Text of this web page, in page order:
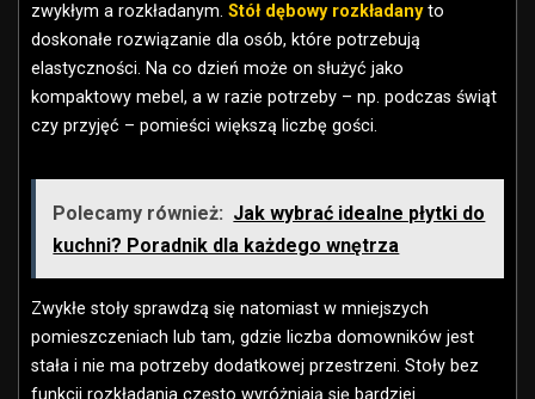
zwykłym a rozkładanym. Stół dębowy rozkładanyto
doskonałe rozwiązanie dla osób, które potrzebują
elastyczności. Na co dzień może on służyć jako
kompaktowy mebel, a w razie potrzeby – np. podczas świąt
czy przyjęć – pomieści większą liczbę gości.
Polecamy również: Jak wybrać idealne płytki do
kuchni? Poradnik dla każdego wnętrza
Zwykłe stoły sprawdzą się natomiast w mniejszych
pomieszczeniach lub tam, gdzie liczba domowników jest
stała i nie ma potrzeby dodatkowej przestrzeni. Stoły bez